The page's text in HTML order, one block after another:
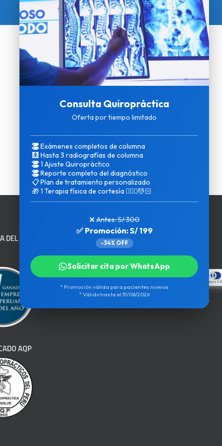
DEL AÑO
AQP
COMPRA 100% SEGURA
Consulta Quiropráctica
Oferta por tiempo limitado
Exámenes completos de columna
🩻 Hasta 3 radiografías de columna
1 Ajuste Quiropráctico
Reporte completo del diagnóstico
📋Plan de tratamiento personalizado
🎁1 Terapia física de cortesía 💆🏻‍♀️💆🏻
❌Antes: S/ 300
✅ Promoción: S/ 199
-34% OFF
Solicitar cita por WhatsApp
* Promoción válida para pacientes nuevos
* Válido hasta el 31/08/2026